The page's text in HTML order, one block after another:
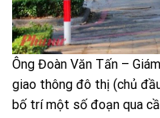
Ông Đoàn Văn Tấn –
giao thông đô thị (chủ
bố trí một số đoạn qua